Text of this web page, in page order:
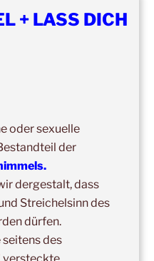
Speicherung und
DS-GVO?
+ LASS DICH
oder sexuelle
der
dergestalt, dass
Streichelsinn des
dürfen.
des
versteckte